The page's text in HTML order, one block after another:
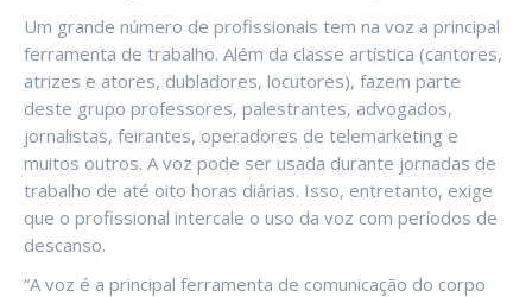
Um grande número de profissionais tem na voz a principal
ferramenta de trabalho. Além da classe artística (cantores,
atrizes e atores, dubladores, locutores), fazem parte
deste grupo professores, palestrantes, advogados,
jornalistas, feirantes, operadores de telemarketing e
muitos outros. A voz pode ser usada durante jornadas de
trabalho de até oito horas diárias. Isso, entretanto, exige
que o profissional intercale o uso da voz com períodos de
descanso.
“A voz é a principal ferramenta de comunicação do corpo